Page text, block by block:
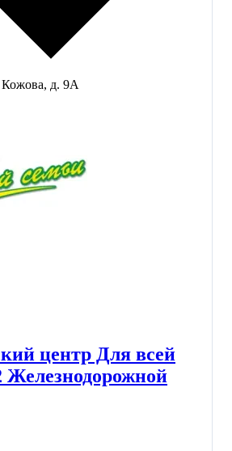
Кожова, д. 9А
центр Для всей
Железнодорожной